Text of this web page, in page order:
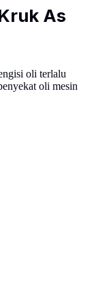
As
oli terlalu
oli mesin